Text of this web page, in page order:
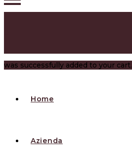
was successfully added to your cart.
Home
Azienda